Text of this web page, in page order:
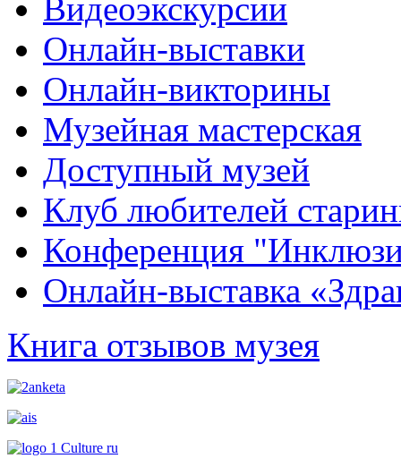
Видеоэкскурсии
Онлайн-выставки
Онлайн-викторины
Музейная мастерская
Доступный музей
Клуб любителей
Конференция
Онлайн-выставка
Книга отзывов музея